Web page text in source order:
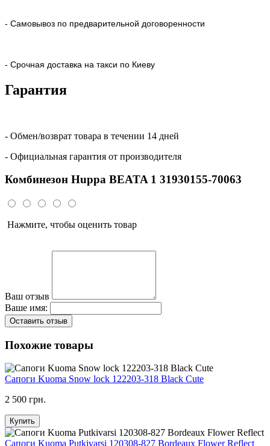
- Самовывоз по предварительной договоренности
- Срочная доставка на такси по Киеву
Гарантия
- Обмен/возврат товара в течении 14 дней
- Официальная гарантия от производителя
Комбинезон Huppa BEATA 1 31930155-70063
Нажмите, чтобы оценить товар
Ваш отзыв
Ваше имя:
Оставить отзыв
Похожие товары
Cапоги Kuoma Snow lock 122203-318 Black Cute
2 500 грн.
Купить
Сапоги Kuoma Putkivarsi 120308-827 Bordeaux Flower Reflect